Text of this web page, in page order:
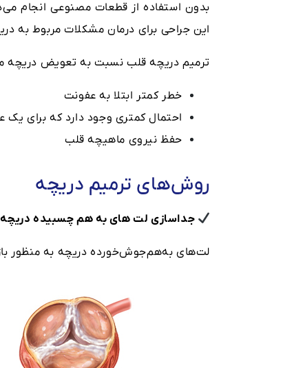
بدون استفاده از قطعات مصنوعی انجام
این جراحی برای درمان مشکلات مربوط به
ترمیم دریچه قلب نسبت به تعویض دریچه
خطر کمتر ابتلا به عفونت
احتمال کمتری وجود دارد که برای
حفظ نیروی ماهیچه قلب
روش‌های ترمیم دریچه
جداسازی لت های به هم چسبیده دریچه
لت‌های به‌هم‌جوش‌خورده دریچه به منظور